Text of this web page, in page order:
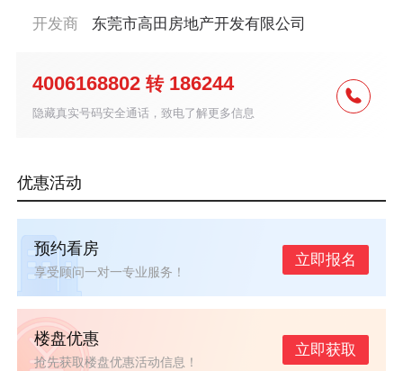
开发商
东莞市高田房地产开发有限公司
4006168802 转 186244
隐藏真实号码安全通话，致电了解更多信息
优惠活动
预约看房
享受顾问一对一专业服务！
立即报名
楼盘优惠
抢先获取楼盘优惠活动信息！
立即获取